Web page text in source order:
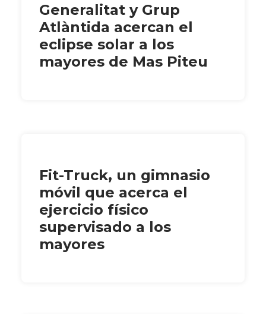
Generalitat y Grup
Atlàntida acercan el
eclipse solar a los
mayores de Mas Piteu
Fit-Truck, un gimnasio
móvil que acerca el
ejercicio físico
supervisado a los
mayores